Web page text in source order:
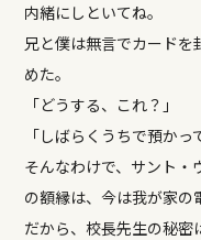
内緒にしといてね。
兄と僕は無言でカード
めた。
「どうする、これ？」
「しばらくうちで預かっ
そんなわけで、サント・
の額縁は、今は我が家の
だから、校長先生の秘密